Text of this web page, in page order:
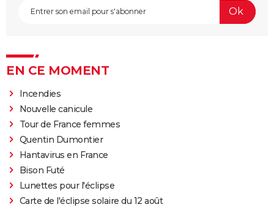
EN CE MOMENT
Incendies
Nouvelle canicule
Tour de France femmes
Quentin Dumontier
Hantavirus en France
Bison Futé
Lunettes pour l'éclipse
Carte de l'éclipse solaire du 12 août